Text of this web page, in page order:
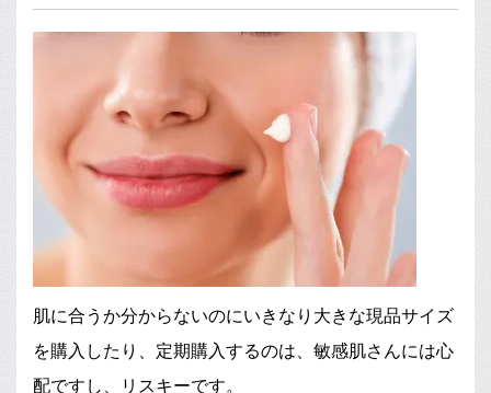
肌に合うか分からないのにいきなり大きな現品サイズ
を購入したり、定期購入するのは、敏感肌さんには心
配ですし、リスキーです。